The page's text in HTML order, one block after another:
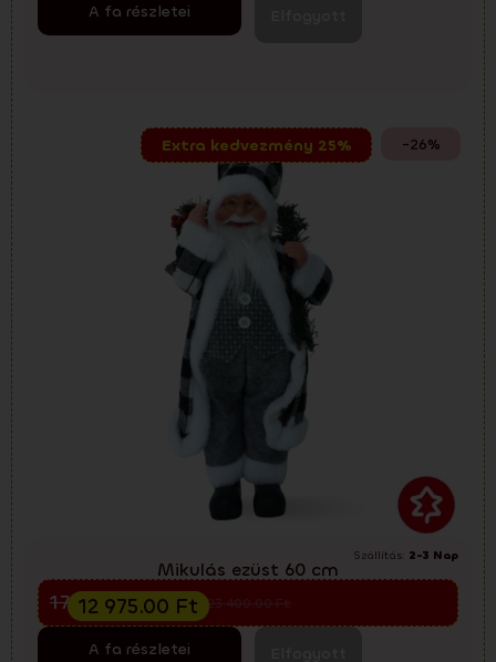
A fa részletei
-26%
Extra kedvezmény 25%
Szállítás: 2-3 Nap
Mikulás ezüst 60 cm
Előkarácsonyi kiárusítás
23 400.00
17 300.00Ft
12 975.00 Ft
A fa részletei